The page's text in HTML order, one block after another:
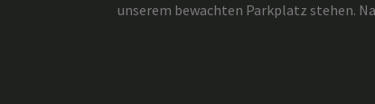
unserem bewachten Parkplatz stehen.